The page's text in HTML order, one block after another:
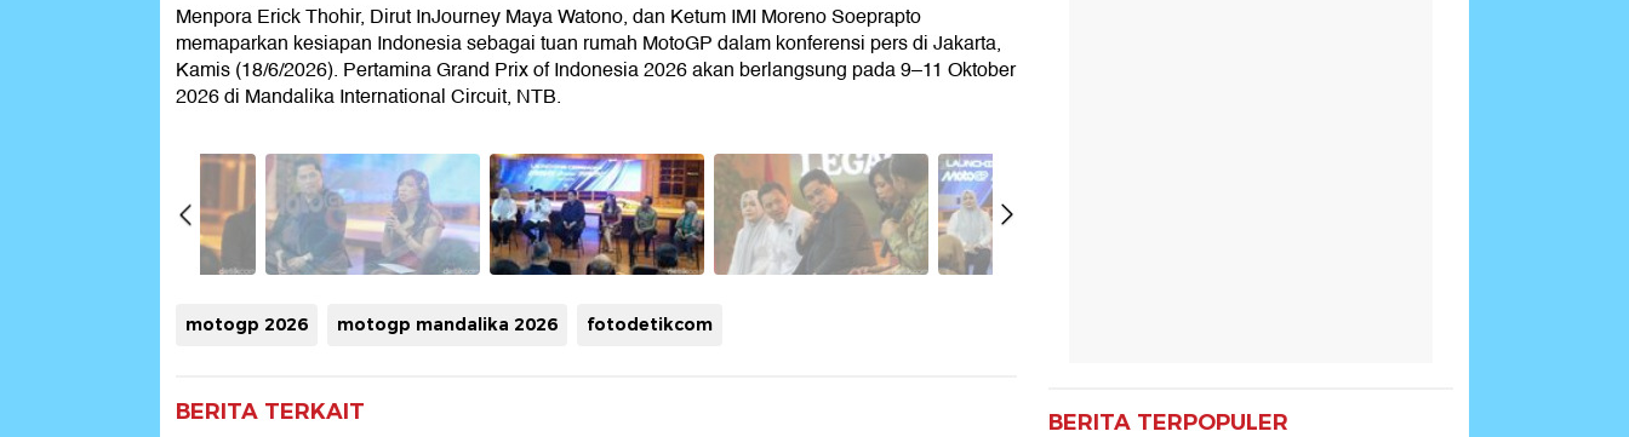
Menpora Erick Thohir, Dirut InJourney Maya Watono, dan Ketum IMI Moreno Soeprapto
memaparkan kesiapan Indonesia sebagai tuan rumah MotoGP dalam konferensi pers di Jakarta,
Kamis (18/6/2026). Pertamina Grand Prix of Indonesia 2026 akan berlangsung pada 9–11 Oktober
2026 di Mandalika International Circuit, NTB.
motogp 2026 motogp mandalika 2026 fotodetikcom
BERITA TERKAIT BERITA TERPOPULER